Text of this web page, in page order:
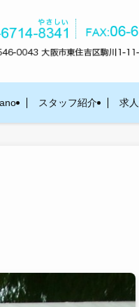
スタッフ紹介 求